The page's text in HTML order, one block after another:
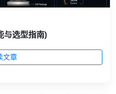
与选型指南)
文章